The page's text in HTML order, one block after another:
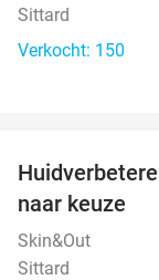
Sittard
Verkocht: 150
naar keuze
Skin&Out
Sittard